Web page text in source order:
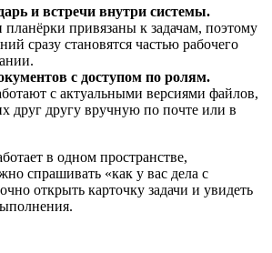
и встречи внутри системы.
привязаны к задачам, поэтому
сразу становятся частью рабочего
с доступом по ролям.
с актуальными версиями файлов,
друг другу вручную по почте или в
в одном пространстве,
спрашивать «как у вас дела с
открыть карточку задачи и увидеть